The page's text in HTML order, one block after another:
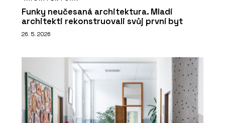
Funky neučesaná architektura. Mladí
architekti rekonstruovali svůj první byt
26. 5. 2026